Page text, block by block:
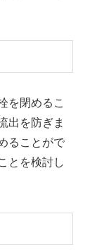
を閉めるこ
出を防ぎま
ることがで
とを検討し